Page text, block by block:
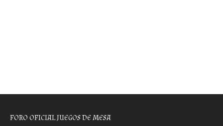
FORO OFICIAL JUEGOS DE MESA